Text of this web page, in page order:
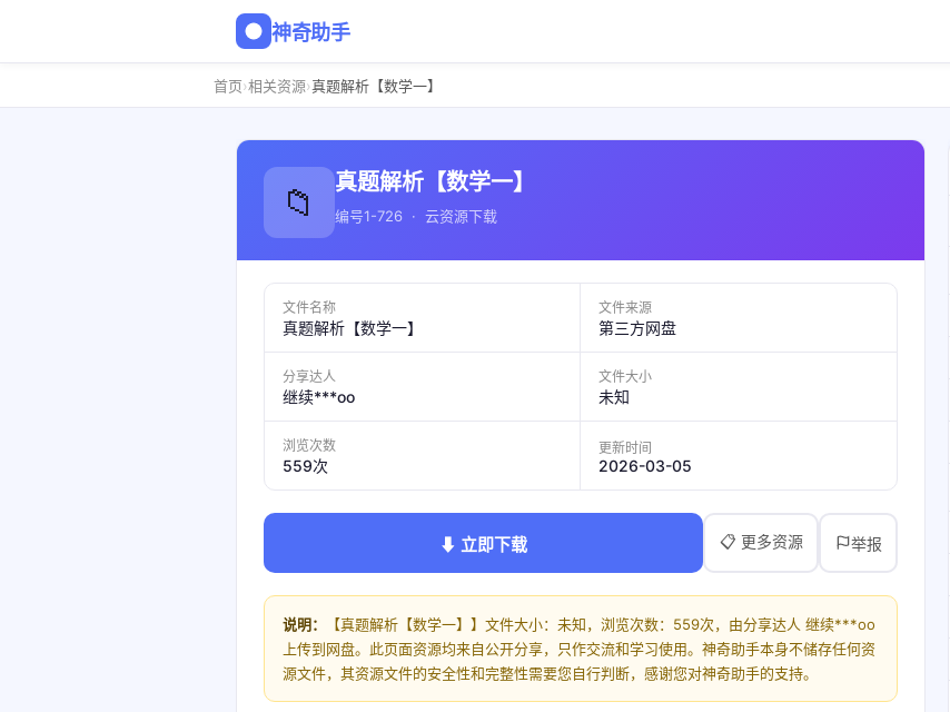
神奇助手
首页›相关资源›真题解析【数学一】
📁 真题解析【数学一】
编号1-726 · 云资源下载
文件名称
真题解析【数学一】
文件来源
第三方网盘
分享达人
继续***oo
文件大小
未知
浏览次数
559次
更新时间
2026-03-05
⬇ 立即下载 📋 更多资源 举报
说明：
【真题解析【数学一】】文件大小：未知，浏览次数：559次，由分享达人 继续***oo
上传到网盘。此页面资源均来自公开分享，只作交流和学习使用。神奇助手本身不储存任何资
源文件，其资源文件的安全性和完整性需要您自行判断，感谢您对神奇助手的支持。